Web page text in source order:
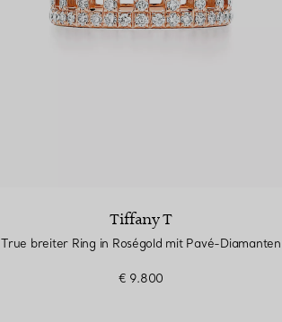
Tiffany T
True breiter Ring in Roségold mit Pavé-Diamanten
€ 9.800